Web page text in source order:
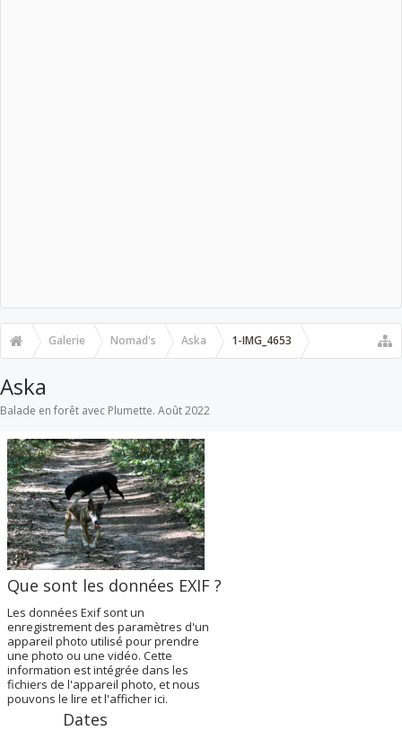
Galerie Nomad's Aska 1-IMG_4653
Aska
Balade en forêt avec Plumette. Août 2022
Que sont les données EXIF ?
Les données Exif sont un
enregistrement des paramètres d'un
appareil photo utilisé pour prendre
une photo ou une vidéo. Cette
information est intégrée dans les
fichiers de l'appareil photo, et nous
pouvons le lire et l'afficher ici.
Dates